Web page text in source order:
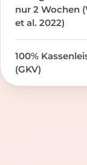
nur 2 Wochen
et al. 2022)
100%
(GKV)